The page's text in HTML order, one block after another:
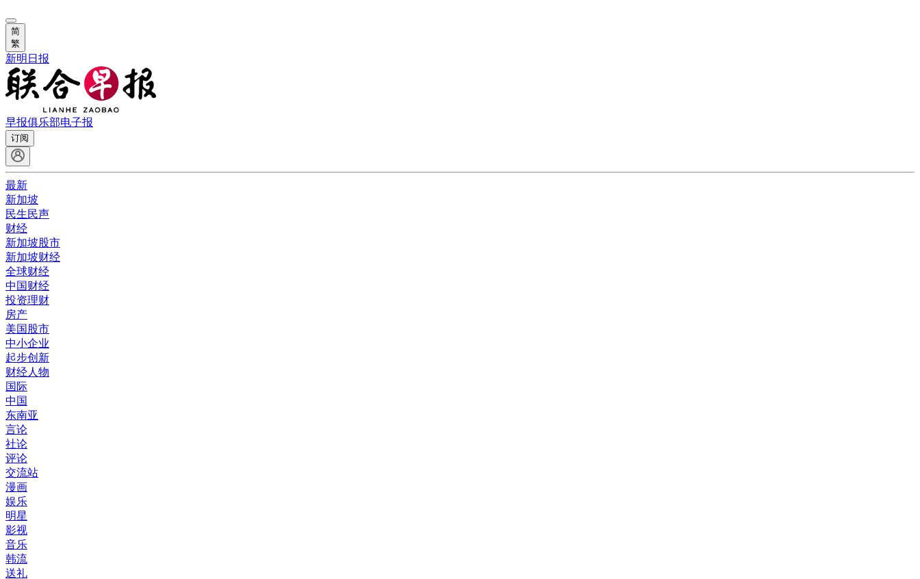
简
繁
新明日报
早报俱乐部电子报
订阅
最新
新加坡
民生民声
财经
新加坡股市
新加坡财经
全球财经
中国财经
投资理财
房产
美国股市
中小企业
起步创新
财经人物
国际
中国
东南亚
言论
社论
评论
交流站
漫画
娱乐
明星
影视
音乐
韩流
送礼